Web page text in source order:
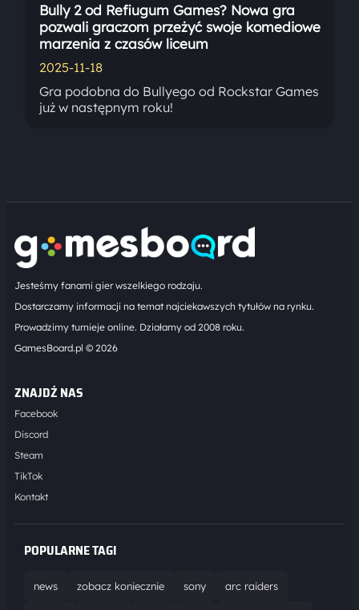
Bully 2 od Refiugum Games? Nowa gra
pozwali graczom przeżyć swoje komediowe
marzenia z czasów liceum
2025-11-18
Gra podobna do Bullyego od Rockstar Games
już w następnym roku!
Jesteśmy fanami gier wszelkiego rodzaju.
Dostarczamy informacji na temat najciekawszych tytułów na rynku.
Prowadzimy turnieje online. Działamy od 2008 roku.
GamesBoard.pl © 2026
ZNAJDŹ NAS
Facebook
Discord
Steam
TikTok
Kontakt
POPULARNE TAGI
news zobacz koniecznie sony arc raiders